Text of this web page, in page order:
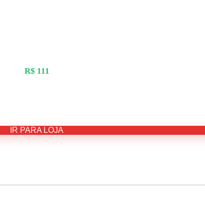
R$ 111
IR PARA LOJA